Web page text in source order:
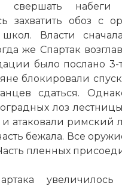
свершать
захватить обоз
школ. Власти
же Спартак
было послано 3-
блокировали
сдаться.
лоз
и атаковали римский
бежала. Все
пленных
☓